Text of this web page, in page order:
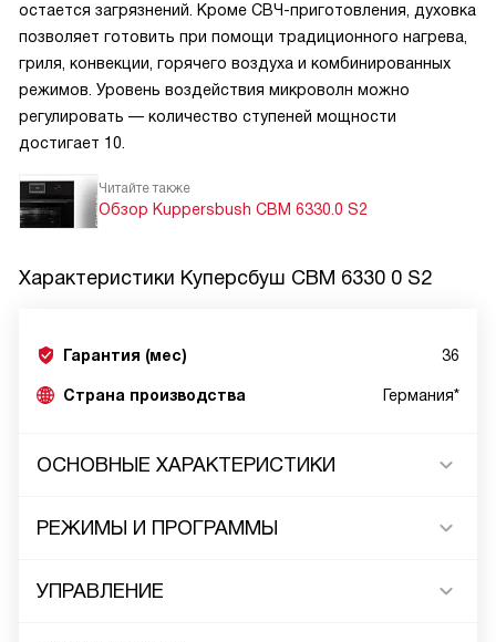
остается загрязнений. Кроме СВЧ-приготовления, духовка
позволяет готовить при помощи традиционного нагрева,
гриля, конвекции, горячего воздуха и комбинированных
режимов. Уровень воздействия микроволн можно
регулировать — количество ступеней мощности
достигает 10.
Читайте также
Обзор Kuppersbush CBM 6330.0 S2
Характеристики Куперсбуш CBM 6330 0 S2
Гарантия (мес) 36
Страна производства Германия*
ОСНОВНЫЕ ХАРАКТЕРИСТИКИ
РЕЖИМЫ И ПРОГРАММЫ
УПРАВЛЕНИЕ